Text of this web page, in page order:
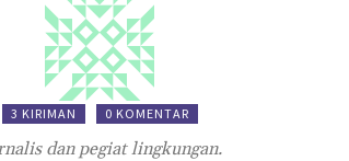
3 KIRIMAN 0 KOMENTAR
dan pegiat lingkungan.